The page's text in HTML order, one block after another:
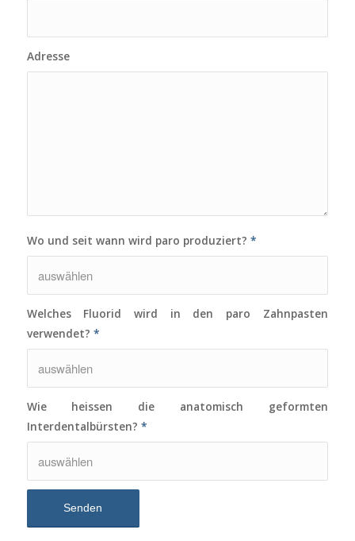
Adresse
Wo und seit wann wird paro produziert? *
Welches Fluorid wird in den paro Zahnpasten
verwendet? *
Wie heissen die anatomisch geformten
Interdentalbürsten? *